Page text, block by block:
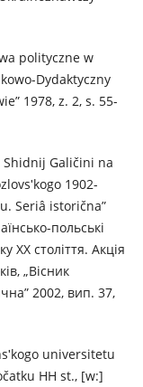
polityczne w
Dydaktyczny
1978, z. 2, s. 55-
Galičinі na
1902-
Serіâ іstorična”
польські
ХХ століття. Акція
„Вісник
2002, вип. 37,
unіversitetu
HH st., [w:]